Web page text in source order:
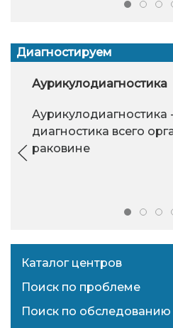
Диагностируем
Аурикулодиагностика
Аурикулодиагностика
диагностика всего
раковине
Каталог центров
Поиск по проблеме
Поиск по обследованию